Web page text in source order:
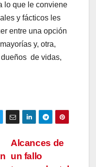
lo que le conviene
y fácticos les
entre una opción
y, otra,
de vidas,
Alcances de
un fallo